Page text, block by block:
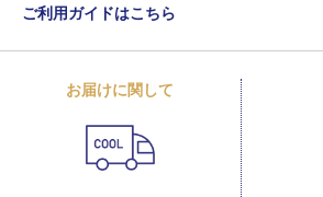
ご利用ガイドはこちら
お届けに関して